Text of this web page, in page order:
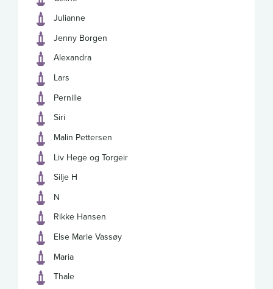
Julianne
Jenny Borgen
Alexandra
Lars
Pernille
Siri
Malin Pettersen
Liv Hege og Torgeir
Silje H
N
Rikke Hansen
Else Marie Vassøy
Maria
Thale